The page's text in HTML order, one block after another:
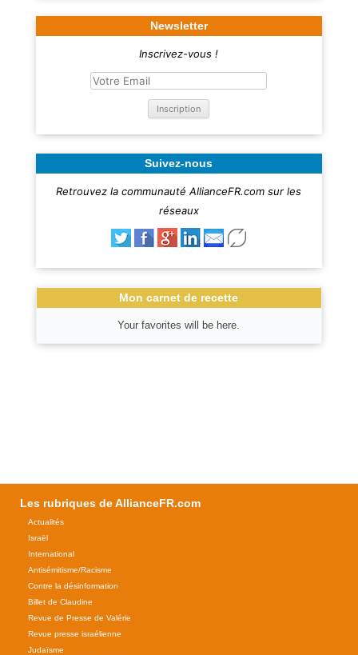
Newsletter
Inscrivez-vous !
Suivez-nous
Retrouvez la communauté AllianceFR.com sur les
réseaux
Mon carnet de recette
Your favorites will be here.
Les rubriques de AllianceFR.com
Actualités
Israël
International
Antisémitisme/Racisme
Contre la désinformation
Billet de Claudine
Revue de Presse de Valérie
Revue presse israélienne
Judaïsme